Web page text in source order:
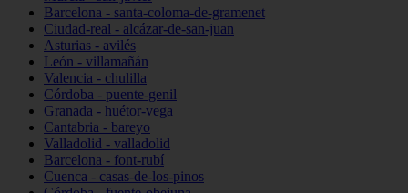
Barcelona - santa-coloma-de-gramenet
Ciudad-real - alcázar-de-san-juan
Asturias - avilés
León - villamañán
Valencia - chulilla
Córdoba - puente-genil
Granada - huétor-vega
Cantabria - bareyo
Valladolid - valladolid
Barcelona - font-rubí
Cuenca - casas-de-los-pinos